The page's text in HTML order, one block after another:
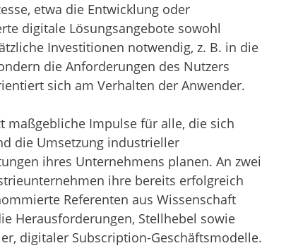
etwa die Entwicklung oder
digitale Lösungsangebote sowohl
Investitionen notwendig, z. B. in die
die Anforderungen des Nutzers
sich am Verhalten der Anwender.
maßgebliche Impulse für alle, die sich
die Umsetzung industrieller
ihres Unternehmens planen. An zwei
ihre bereits erfolgreich
Referenten aus Wissenschaft
Herausforderungen, Stellhebel sowie
digitaler Subscription-Geschäftsmodelle.